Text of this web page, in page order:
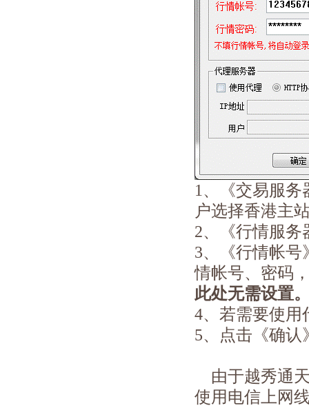
1、《交易服
户选择香港主
2、《行情服务
3、《行情帐号
情帐号、密码
此处无需设置
4、若需要使用
5、点击《确认
由于越秀通
使用电信上网